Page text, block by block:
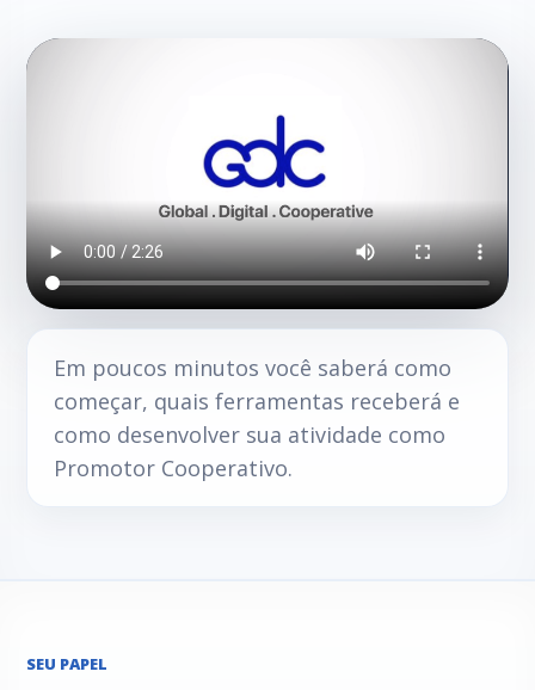
Em poucos minutos você saberá como
começar, quais ferramentas receberá e
como desenvolver sua atividade como
Promotor Cooperativo.
SEU PAPEL